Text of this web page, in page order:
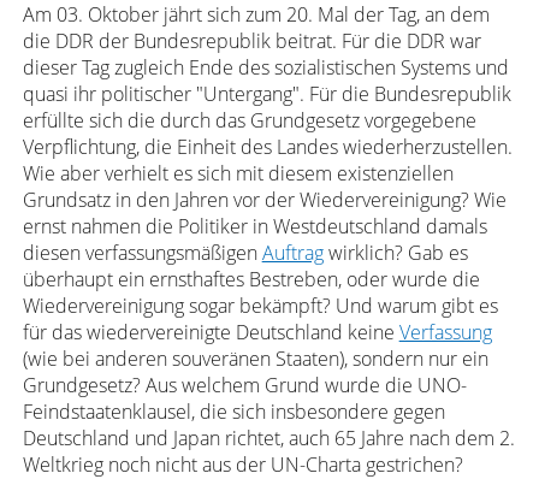
Am 03. Oktober jährt sich zum 20. Mal der Tag, an dem
die DDR der Bundesrepublik beitrat. Für die DDR war
dieser Tag zugleich Ende des sozialistischen Systems und
quasi ihr politischer "Untergang". Für die Bundesrepublik
erfüllte sich die durch das Grundgesetz vorgegebene
Verpflichtung, die Einheit des Landes wiederherzustellen.
Wie aber verhielt es sich mit diesem existenziellen
Grundsatz in den Jahren vor der Wiedervereinigung? Wie
ernst nahmen die Politiker in Westdeutschland damals
diesen verfassungsmäßigenAuftragwirklich? Gab es
überhaupt ein ernsthaftes Bestreben, oder wurde die
Wiedervereinigung sogar bekämpft? Und warum gibt es
für das wiedervereinigte Deutschland keine Verfassung
(wie bei anderen souveränen Staaten), sondern nur ein
Grundgesetz? Aus welchem Grund wurde die UNO-
Feindstaatenklausel, die sich insbesondere gegen
Deutschland und Japan richtet, auch 65 Jahre nach dem 2.
Weltkrieg noch nicht aus der UN-Charta gestrichen?